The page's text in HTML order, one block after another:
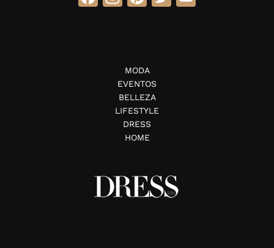
MODA
EVENTOS
BELLEZA
LIFESTYLE
DRESS
HOME